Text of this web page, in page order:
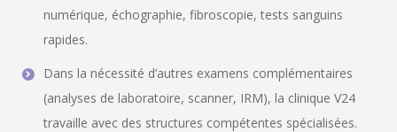
numérique, échographie, fibroscopie, tests sanguins
rapides.
Dans la nécessité d’autres examens complémentaires
(analyses de laboratoire, scanner, IRM), la clinique V24
travaille avec des structures compétentes spécialisées.